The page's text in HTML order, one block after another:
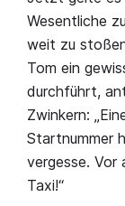
Wesentliche
weit zu
Tom ein
durchführt,
Zwinkern:
Startnummer
vergesse. Vor
Taxi!“